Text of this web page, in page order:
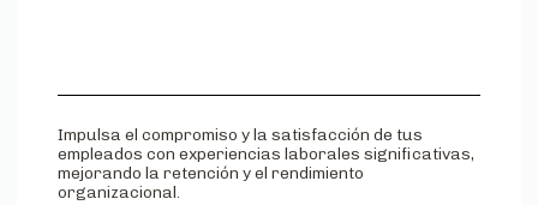
Impulsa el compromiso y la satisfacción de tus
empleados con experiencias laborales significativas,
mejorando la retención y el rendimiento
organizacional.